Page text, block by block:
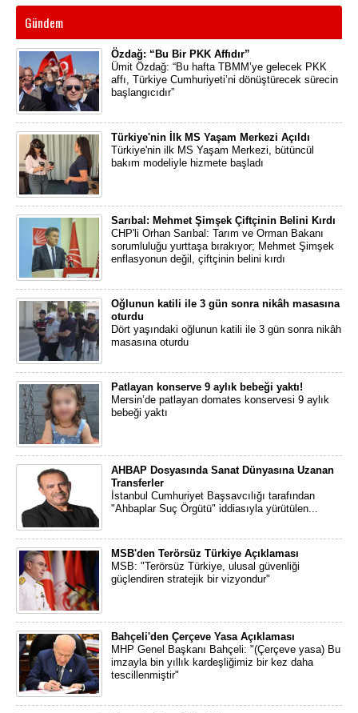
Gündem
Özdağ: “Bu Bir PKK Affıdır”
Ümit Özdağ: “Bu hafta TBMM’ye gelecek PKK
affı, Türkiye Cumhuriyeti’ni dönüştürecek sürecin
başlangıcıdır”
Türkiye'nin İlk MS Yaşam Merkezi Açıldı
Türkiye'nin ilk MS Yaşam Merkezi, bütüncül
bakım modeliyle hizmete başladı
Sarıbal: Mehmet Şimşek Çiftçinin Belini Kırdı
CHP'li Orhan Sarıbal: Tarım ve Orman Bakanı
sorumluluğu yurttaşa bırakıyor; Mehmet Şimşek
enflasyonun değil, çiftçinin belini kırdı
Oğlunun katili ile 3 gün sonra nikâh masasına
oturdu
Dört yaşındaki oğlunun katili ile 3 gün sonra nikâh
masasına oturdu
Patlayan konserve 9 aylık bebeği yaktı!
Mersin’de patlayan domates konservesi 9 aylık
bebeği yaktı
AHBAP Dosyasında Sanat Dünyasına Uzanan
Transferler
İstanbul Cumhuriyet Başsavcılığı tarafından
"Ahbaplar Suç Örgütü" iddiasıyla yürütülen...
MSB'den Terörsüz Türkiye Açıklaması
MSB: "Terörsüz Türkiye, ulusal güvenliği
güçlendiren stratejik bir vizyondur"
Bahçeli'den Çerçeve Yasa Açıklaması
MHP Genel Başkanı Bahçeli: "(Çerçeve yasa) Bu
imzayla bin yıllık kardeşliğimiz bir kez daha
tescillenmiştir"